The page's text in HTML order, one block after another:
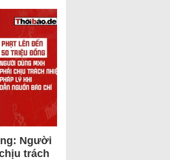
Người
trách